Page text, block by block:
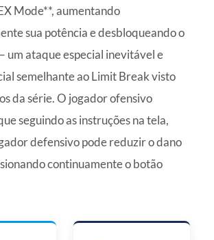
Mode**, aumentando
sua potência e desbloqueando o
um ataque especial inevitável e
semelhante ao Limit Break visto
da série. O jogador ofensivo
seguindo as instruções na tela,
defensivo pode reduzir o dano
continuamente o botão